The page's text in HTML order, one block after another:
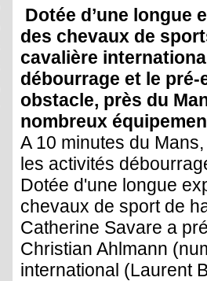
Dotée d’une longue
des chevaux de
cavalière
débourrage et le
obstacle, près du
nombreux
A 10 minutes du
les activités
Dotée d'une longue
chevaux de sport de
Catherine Savare a
Christian Ahlmann
international (Laurent